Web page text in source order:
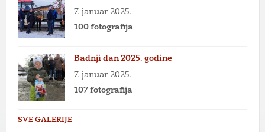
7. januar 2025.
100 fotografija
Badnji dan 2025. godine
7. januar 2025.
107 fotografija
SVE GALERIJE